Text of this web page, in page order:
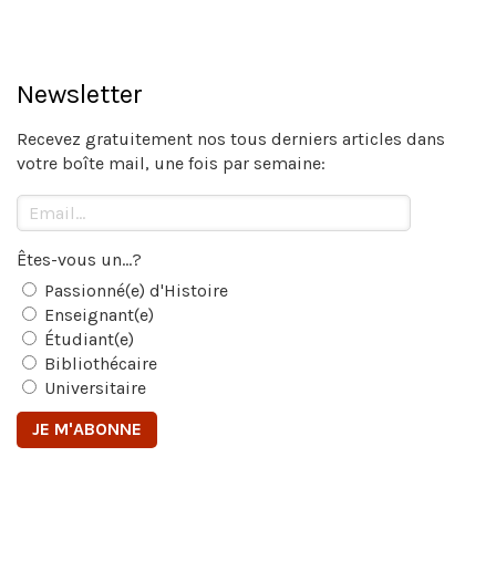
Newsletter
Recevez gratuitement nos tous derniers articles dans
votre boîte mail, une fois par semaine:
Êtes-vous un...?
Passionné(e) d'Histoire
Enseignant(e)
Étudiant(e)
Bibliothécaire
Universitaire